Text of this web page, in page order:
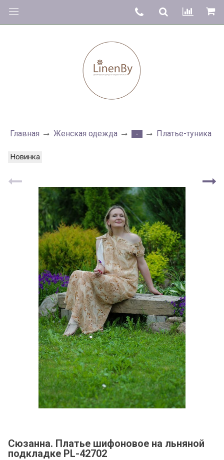
Главная Женская одежда - Платье-туника
Новинка
Сюзанна. Платье шифоновое на льняной
подкладке PL-42702